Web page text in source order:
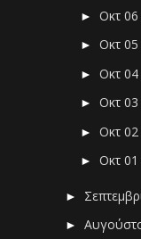
►Οκτ
►Οκτ
►Οκτ
►Οκτ
►Οκτ
►Οκτ
►
►